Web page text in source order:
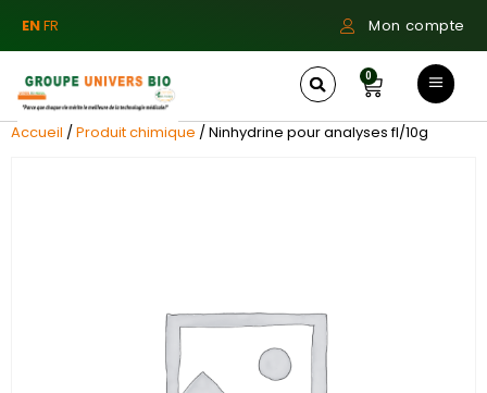
ENFR Mon compte
0
Accueil /Produit chimique / Ninhydrine pour analyses fl/10g